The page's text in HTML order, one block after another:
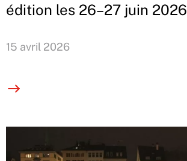
édition les 26–27 juin 2026
15 avril 2026